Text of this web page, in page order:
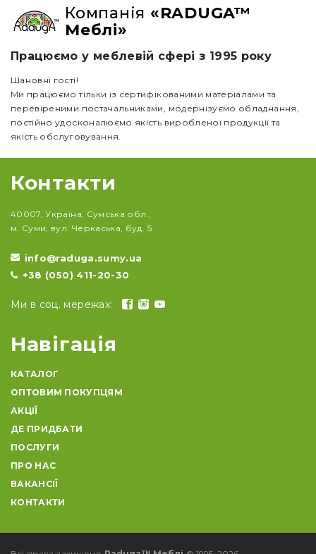
Компанія «RADUGA™
Меблі»
Працюємо у меблевій сфері з 1995 року
Шановні гості!
Ми працюємо тільки із сертифікованими матеріалами та
перевіреними постачальниками, модернізуємо обладнання,
постійно удосконалюємо якість виробленої продукції та
якість обслуговування.
Контакти
40007, Україна, Сумська обл.,
м. Суми, вул. Черкаська, буд. 5
info@raduga.sumy.ua
+38 (050) 411-20-30
Ми в соц. мережах:
Навігація
КАТАЛОГ
ОПТОВИМ ПОКУПЦЯМ
АКЦІЇ
ДЕ ПРИДБАТИ
ПОСЛУГИ
ПРО НАС
ВАКАНСІЇ
КОНТАКТИ